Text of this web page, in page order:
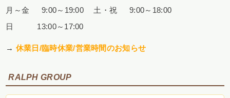
月～金 9:00～19:00
土・祝 9:00～18:00
日 13:00～17:00
→ 休業日/臨時休業/営業時間のお知らせ
RALPH GROUP